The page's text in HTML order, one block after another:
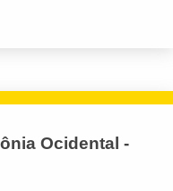
Ocidental -